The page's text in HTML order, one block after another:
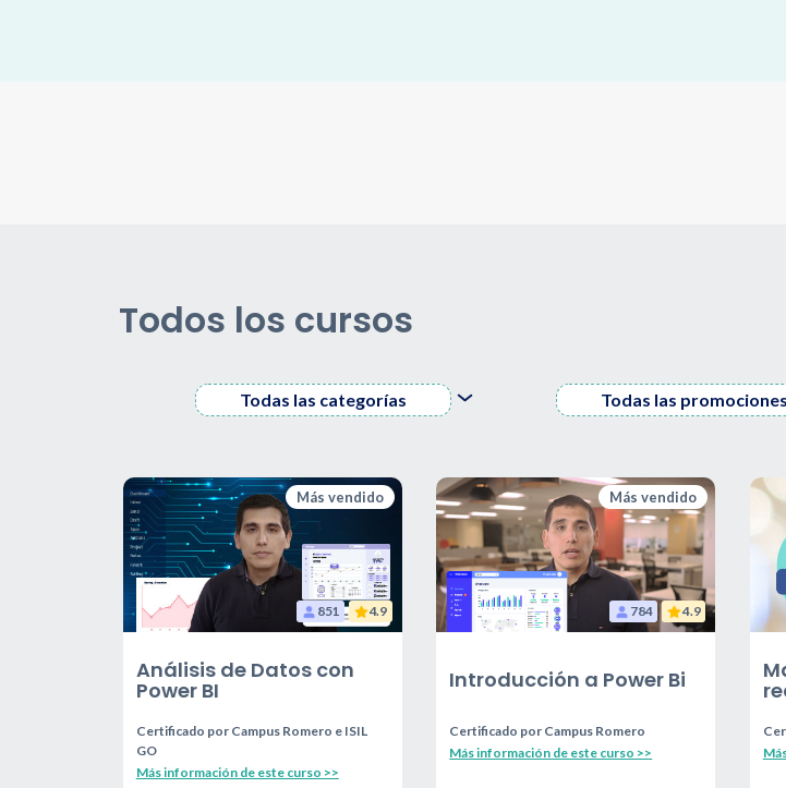
Todos los cursos
Todas las categorías Todas las promociones
Más vendido
851 4.9
Análisis de Datos con
Power BI
Certificado por Campus Romero e ISIL
GO
Más información de este curso >>
Más vendido
784 4.9
Introducción a Power Bi
Certificado por Campus Romero
Más información de este curso >>